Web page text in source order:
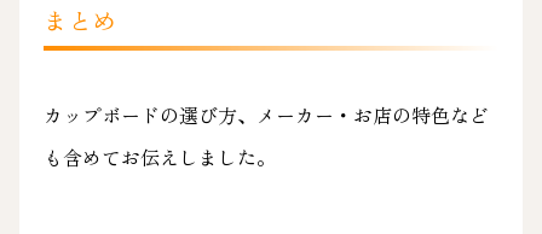
まとめ
カップボードの選び方、メーカー・お店の特色など
も含めてお伝えしました。